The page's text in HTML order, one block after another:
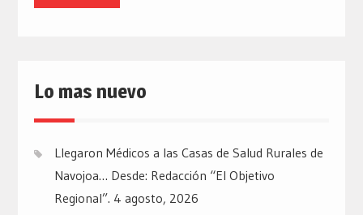
Lo mas nuevo
Llegaron Médicos a las Casas de Salud Rurales de
Navojoa… Desde: Redacción “El Objetivo
Regional”. 4 agosto, 2026